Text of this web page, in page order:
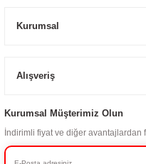
Kurumsal
Alışveriş
Kurumsal Müşterimiz Olun
İndirimli fiyat ve diğer avantajlardan